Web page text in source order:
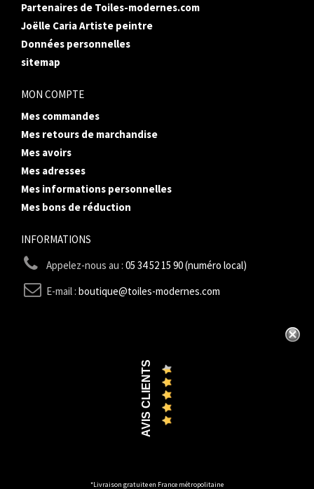
Partenaires de Toiles-modernes.com
Joëlle Caria Artiste peintre
Données personnelles
sitemap
MON COMPTE
Mes commandes
Mes retours de marchandise
Mes avoirs
Mes adresses
Mes informations personnelles
Mes bons de réduction
INFORMATIONS
Appelez-nous au : 05 34 52 15 90 (numéro local)
E-mail : boutique@toiles-modernes.com
AVIS CLIENTS
*Livraison gratuite en France métropolitaine